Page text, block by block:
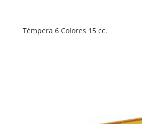
Témpera 6 Colores 15 cc.